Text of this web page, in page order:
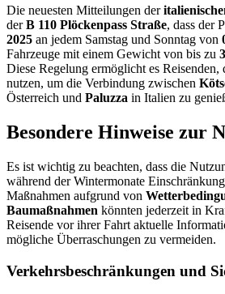
Die neuesten Mitteilungen der
derB 110 Plöckenpass Straße, dass der
2025 an jedem Samstag und Sonntag von
Fahrzeuge mit einem Gewicht von bis zu
Diese Regelung ermöglicht es Reisenden,
nutzen, um die Verbindung zwischen
Österreich und Paluzza in Italien zu
Besondere Hinweise zur
Es ist wichtig zu beachten, dass die
während der Wintermonate
Maßnahmen aufgrund von
Baumaßnahmen könnten jederzeit in
Reisende vor ihrer Fahrt aktuelle
mögliche Überraschungen zu vermeiden.
Verkehrsbeschränkungen und